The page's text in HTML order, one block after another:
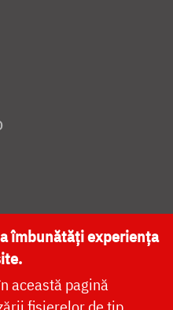
NAȚIONALĂ
îmbunătăți experiența
această pagină